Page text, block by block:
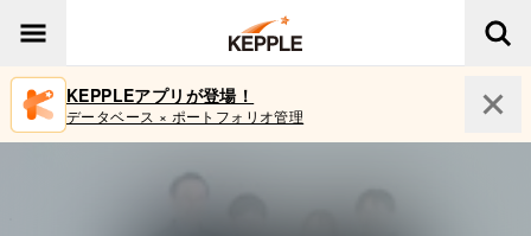
KEPPLEアプリが登場！
データベース × ポートフォリオ管理